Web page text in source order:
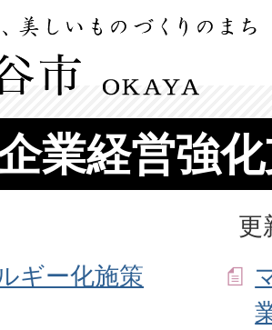
業経営強
更
ギー化施策